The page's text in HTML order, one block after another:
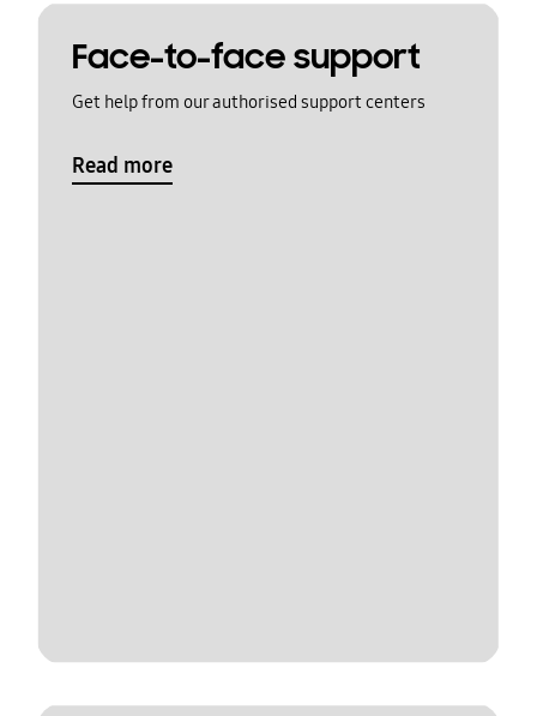
Face-to-face support
Get help from our authorised support centers
Read more